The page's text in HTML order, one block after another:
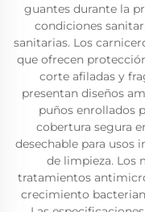
guantes durante la
condiciones
sanitarias. Los
que ofrecen
corte afiladas y
presentan diseños
puños enrollados
cobertura segura
desechable para usos
de limpieza. Los
tratamientos
crecimiento